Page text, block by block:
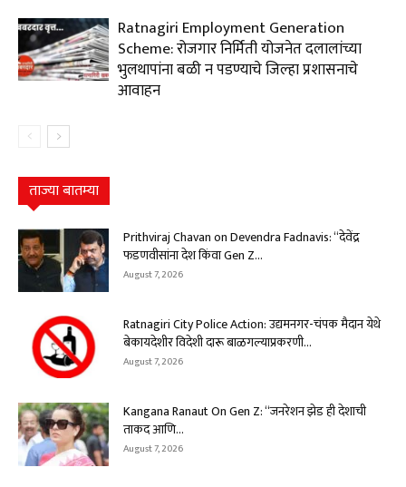
Ratnagiri Employment Generation
Scheme: रोजगार निर्मिती योजनेत दलालांच्या
भुलथापांना बळी न पडण्याचे जिल्हा प्रशासनाचे
आवाहन
ताज्या बातम्या
Prithviraj Chavan on Devendra Fadnavis: “देवेंद्र
फडणवीसांना देश किंवा Gen Z...
August 7, 2026
Ratnagiri City Police Action: उद्यमनगर-चंपक मैदान येथे
बेकायदेशीर विदेशी दारू बाळगल्याप्रकरणी...
August 7, 2026
Kangana Ranaut On Gen Z: “जनरेशन झेड ही देशाची
ताकद आणि...
August 7, 2026